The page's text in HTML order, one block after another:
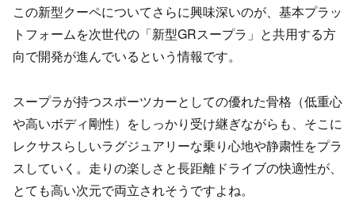
この新型クーペについてさらに興味深いのが、基本プラッ
トフォームを次世代の「新型GRスープラ」と共用する方
向で開発が進んでいるという情報です。
スープラが持つスポーツカーとしての優れた骨格（低重心
や高いボディ剛性）をしっかり受け継ぎながらも、そこに
レクサスらしいラグジュアリーな乗り心地や静粛性をプラ
スしていく。走りの楽しさと長距離ドライブの快適性が、
とても高い次元で両立されそうですよね。